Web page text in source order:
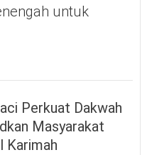
untuk
Perkuat Dakwah
Masyarakat
Karimah